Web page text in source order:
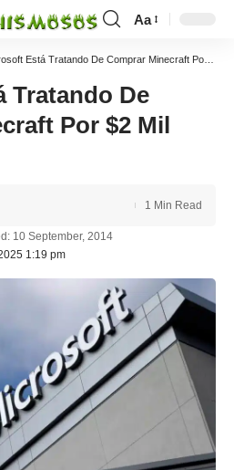
Aa
Está Tratando De Comprar Minecraft Por $2 Mil Millones
Tratando De
Por $2 Mil
1:19 pm
10 September, 2014
1 Min Read